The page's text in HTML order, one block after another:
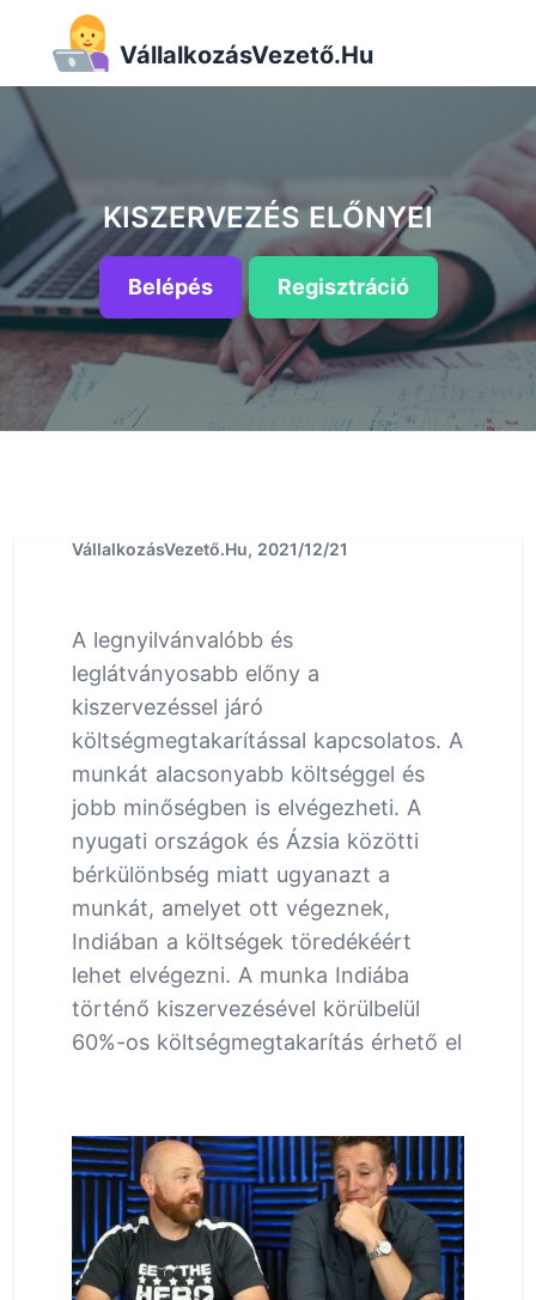
VállalkozásVezető.Hu
KISZERVEZÉS ELŐNYEI
Belépés Regisztráció
VállalkozásVezető.Hu, 2021/12/21
A legnyilvánvalóbb és
leglátványosabb előny a
kiszervezéssel járó
költségmegtakarítással kapcsolatos. A
munkát alacsonyabb költséggel és
jobb minőségben is elvégezheti. A
nyugati országok és Ázsia közötti
bérkülönbség miatt ugyanazt a
munkát, amelyet ott végeznek,
Indiában a költségek töredékéért
lehet elvégezni. A munka Indiába
történő kiszervezésével körülbelül
60%-os költségmegtakarítás érhető el